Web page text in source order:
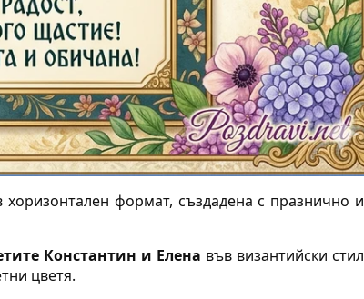
хоризонтален формат, създадена с празнично и
Константин и Елена във византийски стил
цветя.